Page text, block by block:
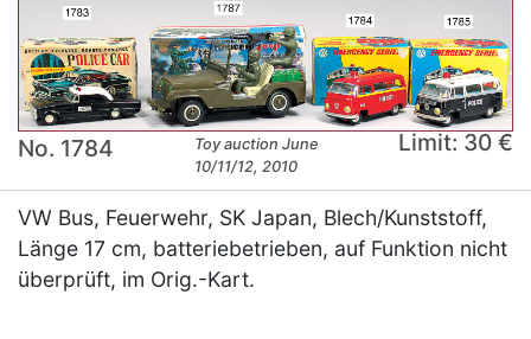
No. 1784
Toy auction June
10/11/12, 2010
Limit: 30 €
VW Bus, Feuerwehr, SK Japan, Blech/Kunststoff,
Länge 17 cm, batteriebetrieben, auf Funktion nicht
überprüft, im Orig.-Kart.